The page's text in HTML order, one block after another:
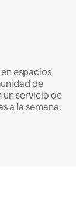
espacios
de
un servicio de
a la semana.